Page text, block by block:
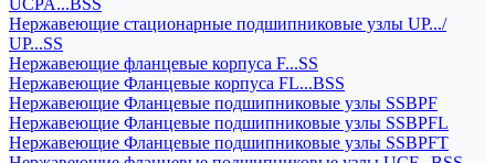
UCPA...BSS
Нержавеющие стационарные подшипниковые узлы UP.../
UP...SS
Нержавеющие фланцевые корпуса F...SS
Нержавеющие Фланцевые корпуса FL...BSS
Нержавеющие Фланцевые подшипниковые узлы SSBPF
Нержавеющие Фланцевые подшипниковые узлы SSBPFL
Нержавеющие Фланцевые подшипниковые узлы SSBPFT